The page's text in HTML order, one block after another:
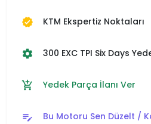
verified KTM Ekspertiz Noktaları
settings 300 EXC TPI Six Days
add_shopping_cart Yedek Parça İlanı Ver
edit_note Bu Motoru Sen Düzelt /